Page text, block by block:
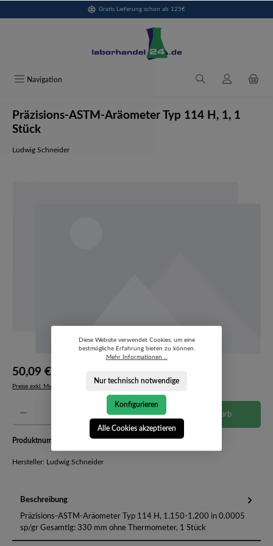
Gratis Lieferung schon ab 125€
Navigation
Präzisions-ASTM-Aräometer Typ 114 H, 1, 1
Stück
Ludwig Schneider
50,09 €*
Preise exkl. MwSt. zzgl. Versandkosten
Produkt Anzahl: Gib den gewünschten Wert ein oder benutze die Schaltflächen um die
In den Warenkorb
Produktnummer: 3222064-6260476
Hersteller: Ludwig Schneider
Beschreibung
Präzisions-ASTM-Aräometer Typ 114 H, 1.150-1.200 in 0.0005
sp/gr Gesamtlg: 330 mm ohne Thermometer, 1 Stück
Diese Website verwendet Cookies, um eine
bestmögliche Erfahrung bieten zu können.
Mehr Informationen ...
Nur technisch notwendige
Konfigurieren
Alle Cookies akzeptieren